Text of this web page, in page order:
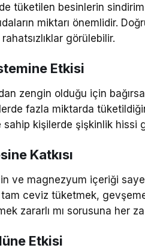
tüketilen besinlerin
miktarı önemlidir.
görülebilir.
Etkisi
zengin olduğu için
fazla miktarda
sahip kişilerde şişkinlik hissi
Katkısı
ve magnezyum içeriği
ceviz tüketmek,
zararlı mı sorusuna her
Etkisi